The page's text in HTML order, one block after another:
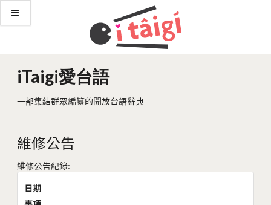
iTaigi愛台語
一部集結群眾編纂的開放台語辭典
維修公告
維修公告紀錄:
日期